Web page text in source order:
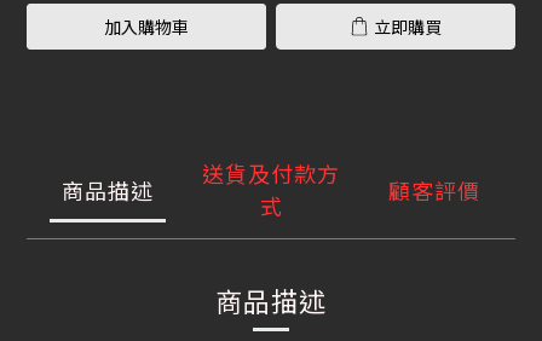
加入購物車 立即購買
商品描述
送貨及付款方
式
顧客評價
商品描述